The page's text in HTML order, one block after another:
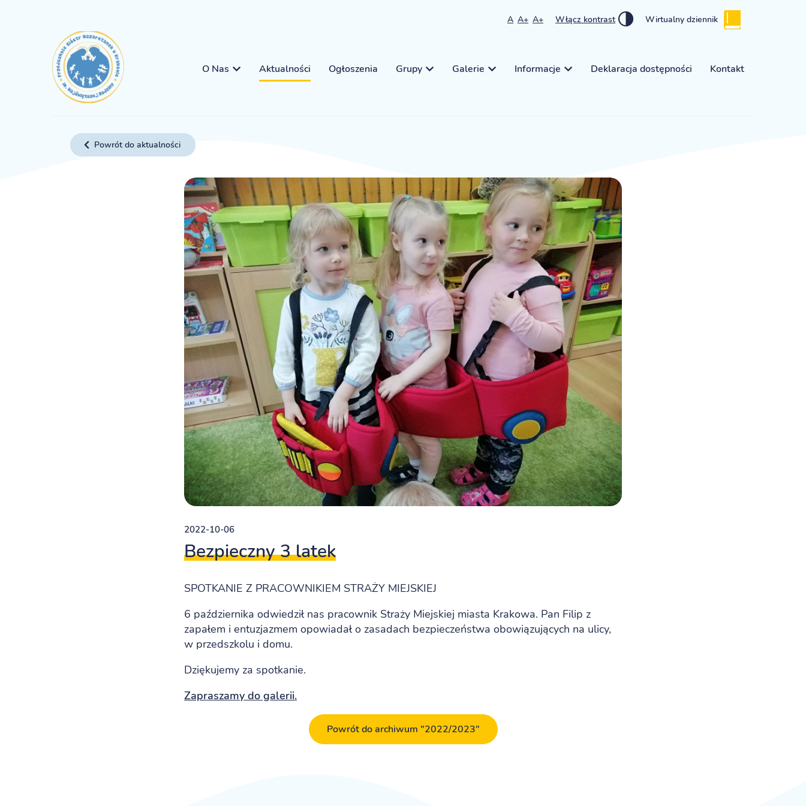
A A+ A+ Włącz kontrast Wirtualny dziennik
O Nas Aktualności Ogłoszenia Grupy Galerie Informacje Deklaracja dostępności Kontakt
Powrót do aktualności
2022-10-06
Bezpieczny 3 latek
SPOTKANIE Z PRACOWNIKIEM STRAŻY MIEJSKIEJ
6 października odwiedził nas pracownik Straży Miejskiej miasta Krakowa. Pan Filip z
zapałem i entuzjazmem opowiadał o zasadach bezpieczeństwa obowiązujących na ulicy,
w przedszkolu i domu.
Dziękujemy za spotkanie.
Zapraszamy do galerii.
Powrót do archiwum "2022/2023"